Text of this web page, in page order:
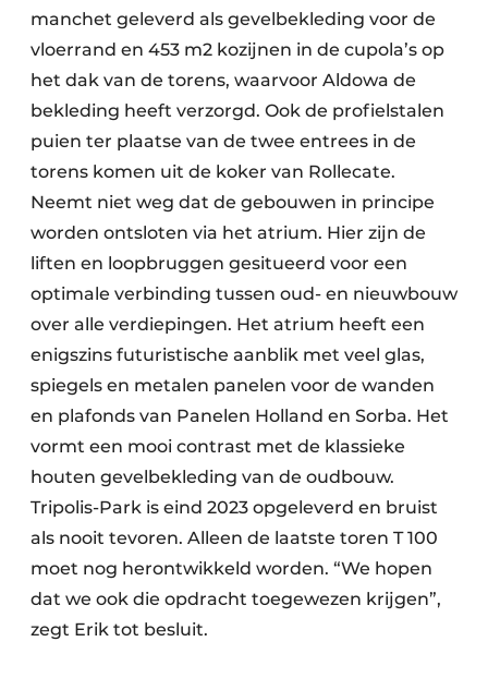
manchet geleverd als gevelbekleding voor de
vloerrand en 453 m2 kozijnen in de cupola’s op
het dak van de torens, waarvoor Aldowa de
bekleding heeft verzorgd. Ook de profielstalen
puien ter plaatse van de twee entrees in de
torens komen uit de koker van Rollecate.
Neemt niet weg dat de gebouwen in principe
worden ontsloten via het atrium. Hier zijn de
liften en loopbruggen gesitueerd voor een
optimale verbinding tussen oud- en nieuwbouw
over alle verdiepingen. Het atrium heeft een
enigszins futuristische aanblik met veel glas,
spiegels en metalen panelen voor de wanden
en plafonds van Panelen Holland en Sorba. Het
vormt een mooi contrast met de klassieke
houten gevelbekleding van de oudbouw.
Tripolis-Park is eind 2023 opgeleverd en bruist
als nooit tevoren. Alleen de laatste toren T 100
moet nog herontwikkeld worden. “We hopen
dat we ook die opdracht toegewezen krijgen”,
zegt Erik tot besluit.